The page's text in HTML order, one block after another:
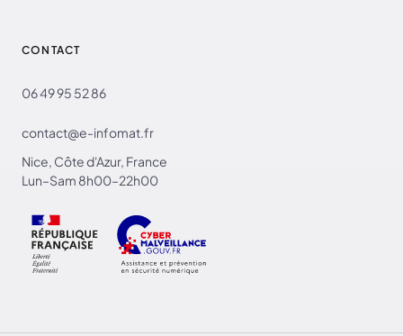
CONTACT
06 49 95 52 86
contact@e-infomat.fr
Nice, Côte d'Azur, France
Lun–Sam 8h00–22h00